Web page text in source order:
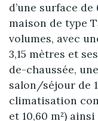
d’une surface
maison de type
volumes, avec
3,15 mètres et
de-chaussée,
salon/séjour de
climatisation
et 10,60 m²) ainsi